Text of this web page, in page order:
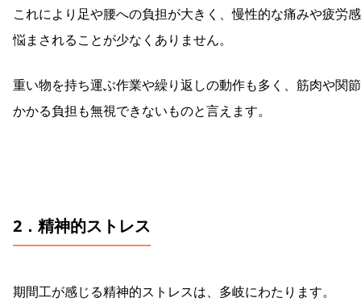
これにより足や腰への負担が大きく、慢性的な痛みや疲労
悩まされることが少なくありません。
重い物を持ち運ぶ作業や繰り返しの動作も多く、筋肉や関
かかる負担も無視できないものと言えます。
2．精神的ストレス
期間工が感じる精神的ストレスは、多岐にわたります。